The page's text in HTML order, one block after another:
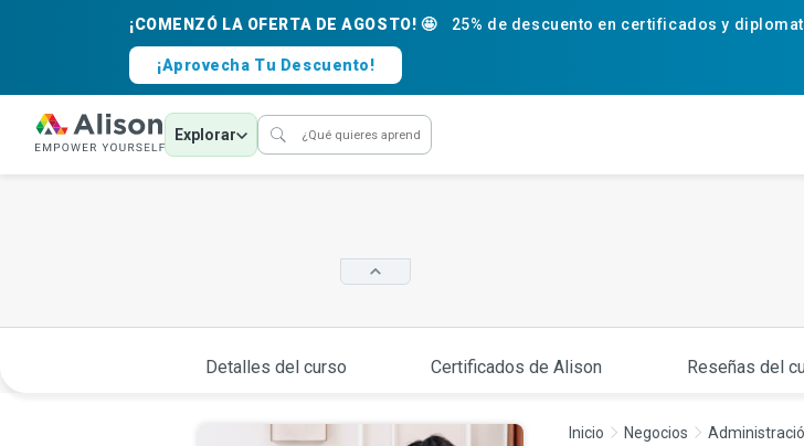
¡COMENZÓ LA OFERTA DE AGOSTO! 🤩 25% de descuento en certificados y
¡Aprovecha Tu Descuento!
Explorar
Detalles del curso Certificados de Alison Reseñas del
Inicio Negocios